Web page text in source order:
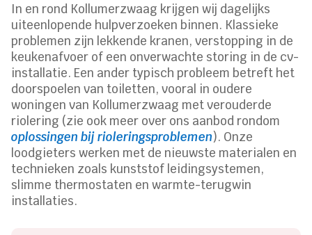
In en rond Kollumerzwaag krijgen wij dagelijks
uiteenlopende hulpverzoeken binnen. Klassieke
problemen zijn lekkende kranen, verstopping in de
keukenafvoer of een onverwachte storing in de cv-
installatie. Een ander typisch probleem betreft het
doorspoelen van toiletten, vooral in oudere
woningen van Kollumerzwaag met verouderde
riolering (zie ook meer over ons aanbod rondom
oplossingen bij rioleringsproblemen). Onze
loodgieters werken met de nieuwste materialen en
technieken zoals kunststof leidingsystemen,
slimme thermostaten en warmte-terugwin
installaties.